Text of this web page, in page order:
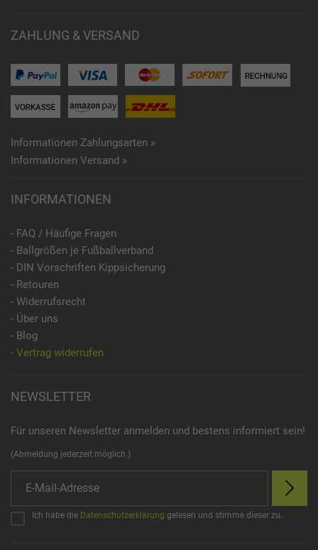
ZAHLUNG & VERSAND
Informationen Zahlungsarten »
Informationen Versand »
INFORMATIONEN
- FAQ / Häufige Fragen
- Ballgrößen je Fußballverband
- DIN Vorschriften Kippsicherung
- Retouren
- Widerrufsrecht
- Über uns
- Blog
- Vertrag widerrufen
NEWSLETTER
Für unseren Newsletter anmelden und bestens informiert sein!
(Abmeldung jederzeit möglich.)
Ich habe die Datenschutzerklärung gelesen und stimme dieser zu.